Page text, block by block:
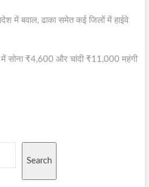
में बवाल, ढाका समेत कई जिलों में हाईवे
सोना ₹4,600 और चांदी ₹11,000 महंगी
Search